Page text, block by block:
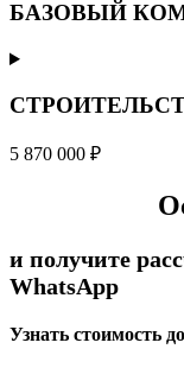
БАЗОВЫЙ
5 870 000 ₽
и получите
WhatsApp
Узнать стоимость